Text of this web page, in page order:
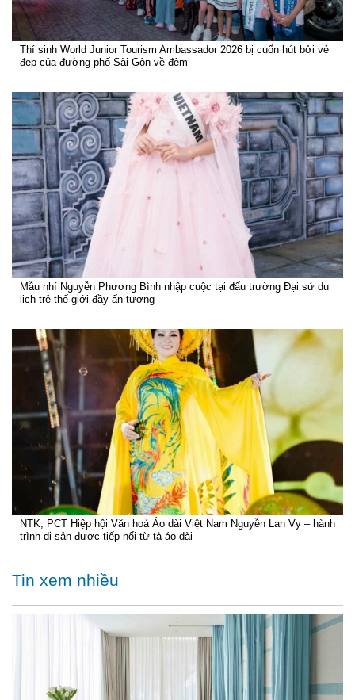
Thí sinh World Junior Tourism Ambassador 2026 bị cuốn hút bởi vẻ
đẹp của đường phố Sài Gòn về đêm
Mẫu nhí Nguyễn Phương Bình nhập cuộc tại đấu trường Đại sứ du
lịch trẻ thế giới đầy ấn tượng
NTK, PCT Hiệp hội Văn hoá Áo dài Việt Nam Nguyễn Lan Vy – hành
trình di sản được tiếp nối từ tà áo dài
Tin xem nhiều